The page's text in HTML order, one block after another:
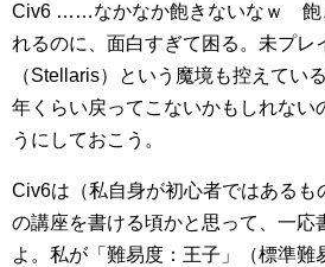
Civ6 ……なかなか飽きないなｗ 飽
れるのに、面白すぎて困る。未プレ
（Stellaris）という魔境も控えてい
年くらい戻ってこないかもしれない
うにしておこう。
Civ6は（私自身が初心者ではあるも
の講座を書ける頃かと思って、一応
よ。私が「難易度：王子」（標準難